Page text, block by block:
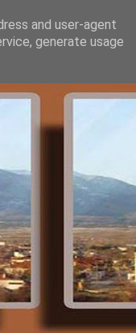
and user-agent
generate usage